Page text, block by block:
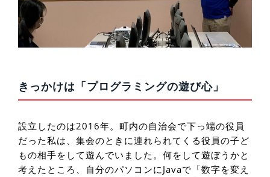
きっかけは「プログラミングの遊び心」
設立したのは2016年。町内の自治会で下っ端の役員
だった私は、集会のときに連れられてくる役員の子ど
もの相手をして遊んでいました。何をして遊ぼうかと
考えたところ、自分のパソコンにJavaで「数字を変え